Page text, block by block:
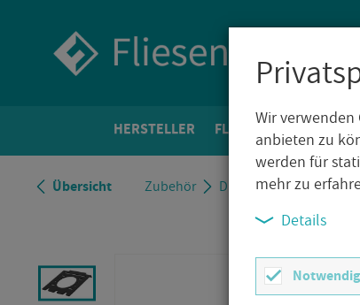
Wir
anbieten zu
werden für
mehr zu
Details
Notwendig
HER­STEL­LER FLIE­SEN­WELT
Über­sicht Zu­be­hör Dural Ab­la­ge TI-SHELF